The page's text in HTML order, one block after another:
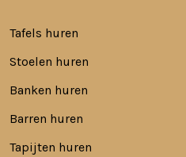
Tafels huren
Stoelen huren
Banken huren
Barren huren
Tapijten huren